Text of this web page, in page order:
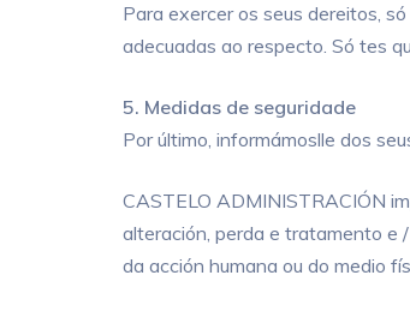
Para exercer os seus dereitos,
adecuadas ao respecto. Só tes
5. Medidas de seguridade
Por último, informámoslle dos
CASTELO ADMINISTRACIÓN
alteración, perda e tratamento e
da acción humana ou do medio